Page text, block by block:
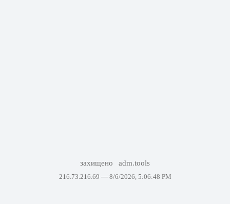
захищено adm.tools
216.73.216.69 — 8/6/2026, 5:06:48 PM